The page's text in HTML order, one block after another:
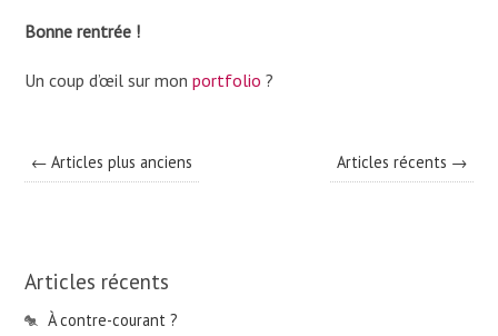
Bonne rentrée !
Un coup d’œil sur monportfolio ?
← Articles plus anciens Articles récents →
Articles récents
À contre-courant ?